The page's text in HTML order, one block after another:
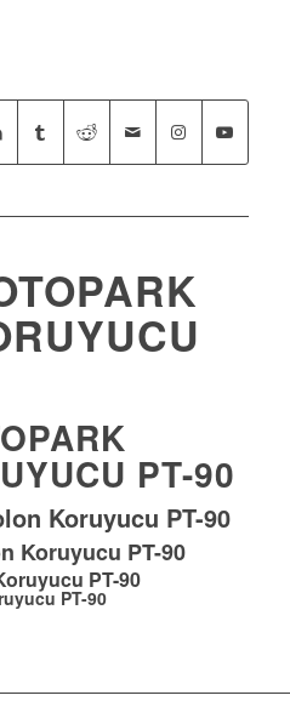
PT-90
Koruyucu PT-90
Koruyucu PT-90
PT-90
PT-90